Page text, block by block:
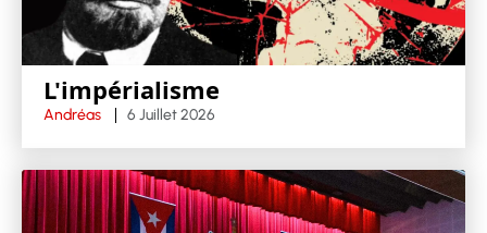
L'impérialisme
Andréas 6 Juillet 2026